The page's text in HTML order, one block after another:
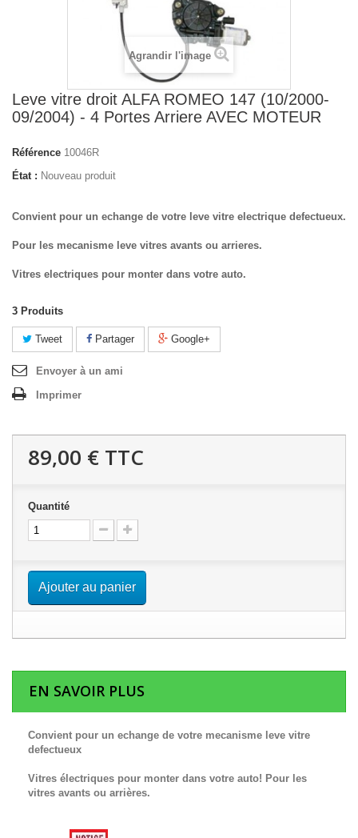
Agrandir l'image
Leve vitre droit ALFA ROMEO 147 (10/2000-
09/2004) - 4 Portes Arriere AVEC MOTEUR
Référence 10046R
État : Nouveau produit
Convient pour un echange de votre leve vitre electrique defectueux.
Pour les mecanisme leve vitres avants ou arrieres.
Vitres electriques pour monter dans votre auto.
3 Produits
Tweet Partager Google+
Envoyer à un ami
Imprimer
89,00 € TTC
Quantité
Ajouter au panier
EN SAVOIR PLUS
Convient pour un echange de votre mecanisme leve vitre
defectueux
Vitres électriques pour monter dans votre auto! Pour les
vitres avants ou arrières.